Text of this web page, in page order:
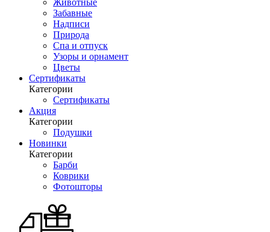
Животные
Забавные
Надписи
Природа
Спа и отпуск
Узоры и орнамент
Цветы
Сертификаты
Категории
Сертификаты
Акция
Категории
Подушки
Новинки
Категории
Барби
Коврики
Фотошторы